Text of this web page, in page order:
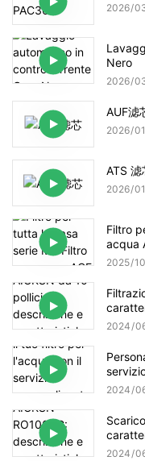
2026
Nero
2026
AUF滤
2026 01
ATS 滤
2026 01
Filtro
acqua
2025 10
2024
2024
2024